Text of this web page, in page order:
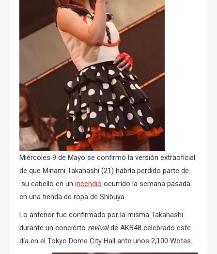
Miércoles 9 de Mayo se confirmó la versión extraoficial
de que Minami Takahashi (21) habría perdido parte de
su cabello en un incendio ocurrido la semana pasada
en una tienda de ropa de Shibuya.
Lo anterior fue confirmado por la misma Takahashi
durante un concierto revivalde AKB48 celebrado este
día en el Tokyo Dome City Hall ante unos 2,100 Wotas.